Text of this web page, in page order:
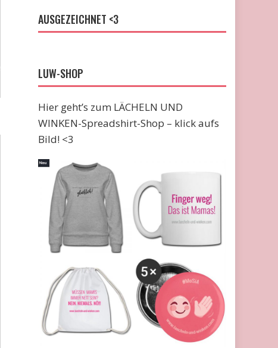
AUSGEZEICHNET <3
LUW-SHOP
Hier geht’s zum LÄCHELN UND
WINKEN-Spreadshirt-Shop – klick aufs
Bild! <3